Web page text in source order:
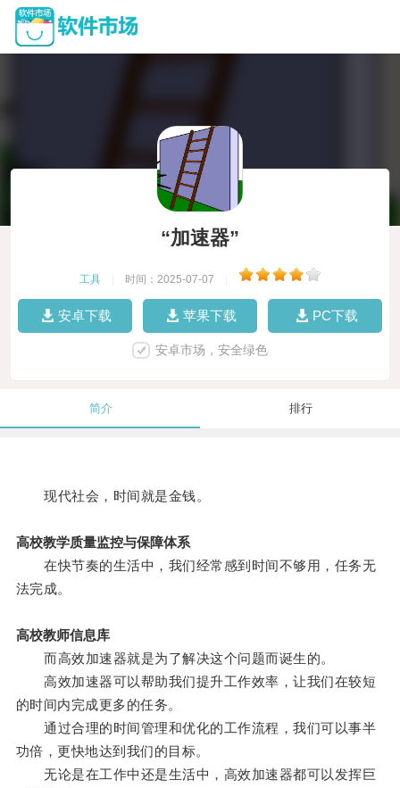
“加速器”
工具 时间：2025-07-07
安卓下载 苹果下载 PC下载
安卓市场，安全绿色
简介 排行
现代社会，时间就是金钱。
高校教学质量监控与保障体系
在快节奏的生活中，我们经常感到时间不够用，任务无
法完成。
高校教师信息库
而高效加速器就是为了解决这个问题而诞生的。
高效加速器可以帮助我们提升工作效率，让我们在较短
的时间内完成更多的任务。
通过合理的时间管理和优化的工作流程，我们可以事半
功倍，更快地达到我们的目标。
无论是在工作中还是生活中，高效加速器都可以发挥巨